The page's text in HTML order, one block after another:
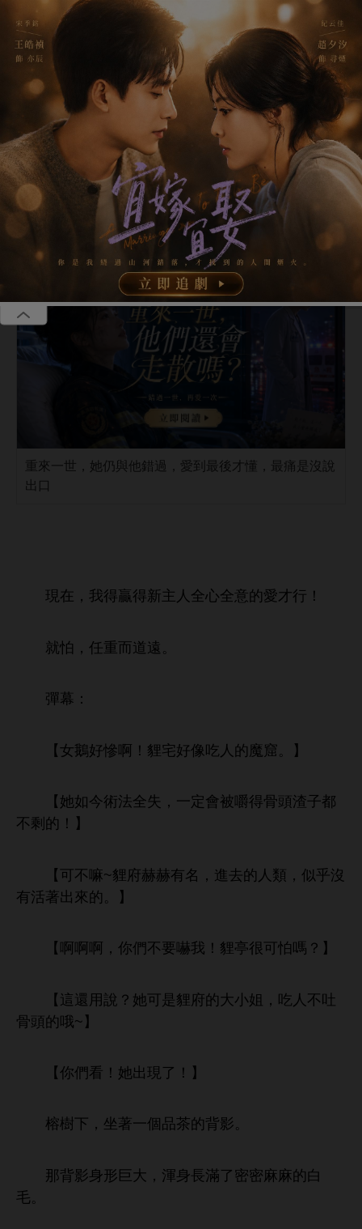
恭喜葉**成為年卡VIP享全站無廣告、聽書等多重福利
恭喜李**成為年卡VIP享全站無廣告、聽書等多重福利
恭喜李**成為年卡VIP享全站無廣告、聽書等多重福利
碎片會員
季卡39.00美金，年卡69.00美金，全站免廣告，海量小說免費
聽，獨享VIP小說，免費贈送福利站、短劇站、漫畫站
我要
加入
首頁 會員短篇 精品短篇 網絡熱文 耽美短
全部 追妻火葬場 打臉虐渣 出軌
人類飼養指南 |第3章
《人類飼養指南》第3章
重來一世，她仍與他錯過，愛到最後才懂，最痛是沒說
出口
現 ， 得贏得 主 全 全 才 ！
就怕，任 而 。
彈幕：
【女鵝好慘啊！貍宅好像 魔窟。】
【 如今術法全失， 定 被嚼得骨
渣子都
剩
！】
【 嘛~貍府赫赫 名，
類，似乎沒
活著
。】
【啊啊啊， 們 嚇 ！貍亭很 怕嗎？】
【 還用 ？ 貍府 姐，
吐
骨
哦~】
【 們 ！ 現 ！】
榕 ， 著 個品茶 背 。
背 形巨 ，渾 滿
密密麻麻
毛。